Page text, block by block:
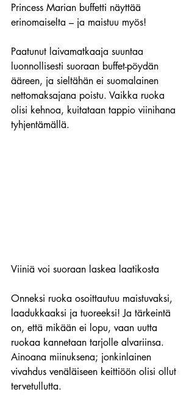
Princess Marian buffetti näyttää
erinomaiselta – ja maistuu myös!
Paatunut laivamatkaaja suuntaa
luonnollisesti suoraan buffet-pöydän
ääreen, ja sieltähän ei suomalainen
nettomaksajana poistu. Vaikka ruoka
olisi kehnoa, kuitataan tappio viinihana
tyhjentämällä.
Viiniä voi suoraan laskea laatikosta
Onneksi ruoka osoittautuu maistuvaksi,
laadukkaaksi ja tuoreeksi! Ja tärkeintä
on, että mikään ei lopu, vaan uutta
ruokaa kannetaan tarjolle alvariinsa.
Ainoana miinuksena; jonkinlainen
vivahdus venäläiseen keittiöön olisi ollut
tervetullutta.